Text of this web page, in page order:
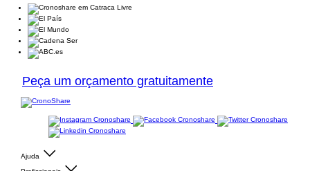
Peça um orçamento gratuitamente
Ajuda